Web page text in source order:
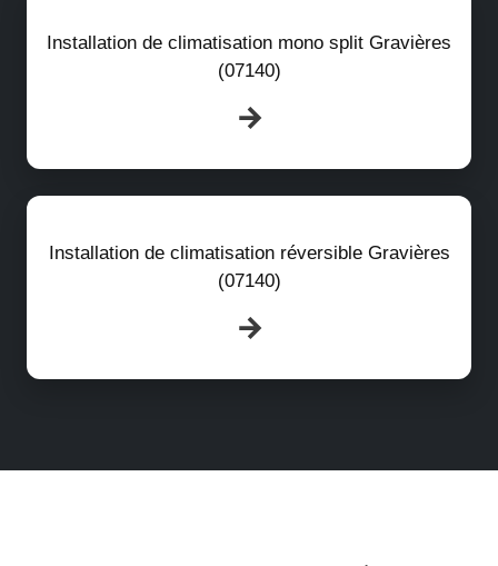
Installation de climatisation mono split Gravières
(07140)
Installation de climatisation réversible Gravières
(07140)